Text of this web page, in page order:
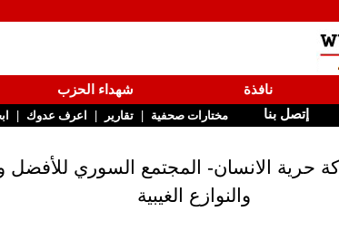
نافذة شهداء الحزب
إتصل بنا مختارات صحفية | تقارير | اعرف عدوك |
حرية الانسان- المجتمع السوري
والنوازع الغيبية